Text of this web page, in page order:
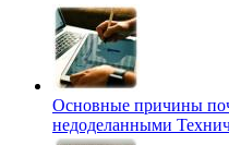
Основные причины
недоделанными